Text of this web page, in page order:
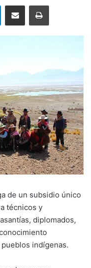
TelegramEnviar vía email Imprimir
de un subsidio único
técnicos y
diplomados,
indígenas.